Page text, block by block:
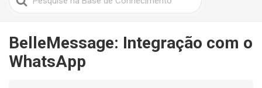
For
BelleMessage: Integração com o
WhatsApp